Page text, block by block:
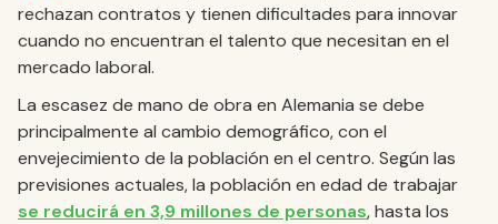
rechazan contratos y tienen dificultades para innovar
cuando no encuentran el talento que necesitan en el
mercado laboral.
La escasez de mano de obra en Alemania se debe
principalmente al cambio demográfico, con el
envejecimiento de la población en el centro. Según las
previsiones actuales, la población en edad de trabajar
se reducirá en 3,9 millones de personas, hasta los